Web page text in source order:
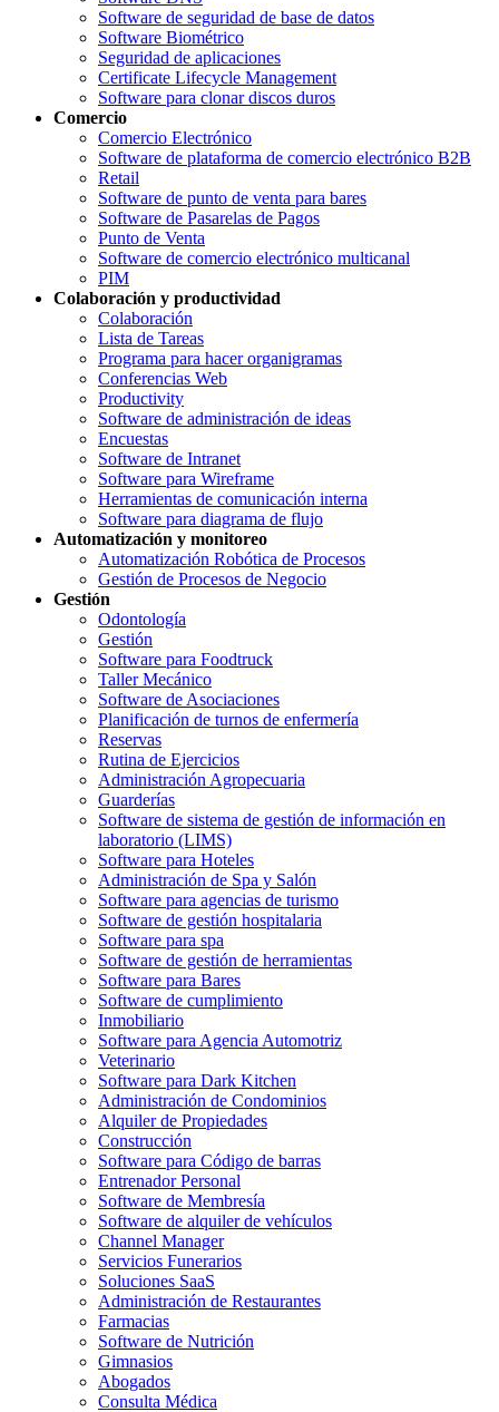
Software de seguridad de base de datos
Software Biométrico
Seguridad de aplicaciones
Certificate Lifecycle Management
Software para clonar discos duros
Comercio
Comercio Electrónico
Software de plataforma de comercio electrónico B2B
Retail
Software de punto de venta para bares
Software de Pasarelas de Pagos
Punto de Venta
Software de comercio electrónico multicanal
PIM
Colaboración y productividad
Colaboración
Lista de Tareas
Programa para hacer organigramas
Conferencias Web
Productivity
Software de administración de ideas
Encuestas
Software de Intranet
Software para Wireframe
Herramientas de comunicación interna
Software para diagrama de flujo
Automatización y monitoreo
Automatización Robótica de Procesos
Gestión de Procesos de Negocio
Gestión
Odontología
Gestión
Software para Foodtruck
Taller Mecánico
Software de Asociaciones
Planificación de turnos de enfermería
Reservas
Rutina de Ejercicios
Administración Agropecuaria
Guarderías
Software de sistema de gestión de información en
laboratorio (LIMS)
Software para Hoteles
Administración de Spa y Salón
Software para agencias de turismo
Software de gestión hospitalaria
Software para spa
Software de gestión de herramientas
Software para Bares
Software de cumplimiento
Inmobiliario
Software para Agencia Automotriz
Veterinario
Software para Dark Kitchen
Administración de Condominios
Alquiler de Propiedades
Construcción
Software para Código de barras
Entrenador Personal
Software de Membresía
Software de alquiler de vehículos
Channel Manager
Servicios Funerarios
Soluciones SaaS
Administración de Restaurantes
Farmacias
Software de Nutrición
Gimnasios
Abogados
Consulta Médica